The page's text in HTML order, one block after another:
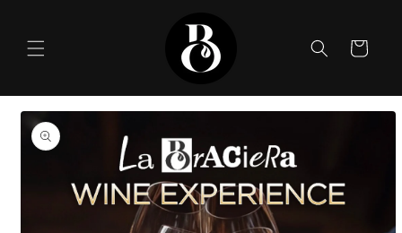
Carrinho
as
informações
do produto